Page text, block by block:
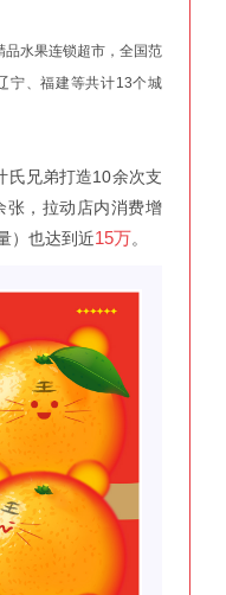
水果连锁超市，全国范
宁、福建等共计13个城
氏兄弟打造10余次支
张，拉动店内消费增
）也达到近15万。